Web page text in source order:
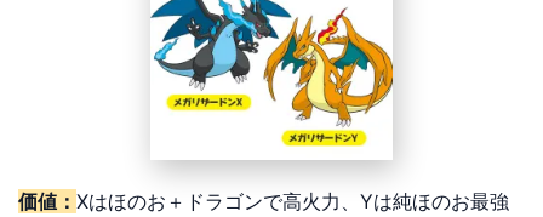
価値： Xはほのお＋ドラゴンで高火力、Yは純ほのお最強